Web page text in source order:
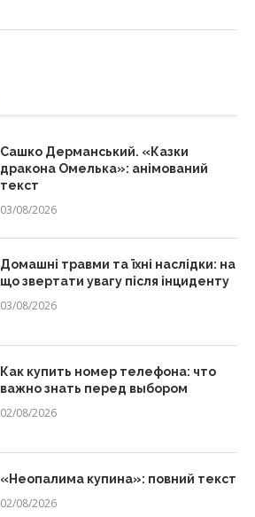
Сашко Дерманський. «Казки
дракона Омелька»: анімований
текст
03/08/2026
Домашні травми та їхні наслідки: на
що звертати увагу після інциденту
03/08/2026
Как купить номер телефона: что
важно знать перед выбором
02/08/2026
«Неопалима купина»: повний текст
02/08/2026